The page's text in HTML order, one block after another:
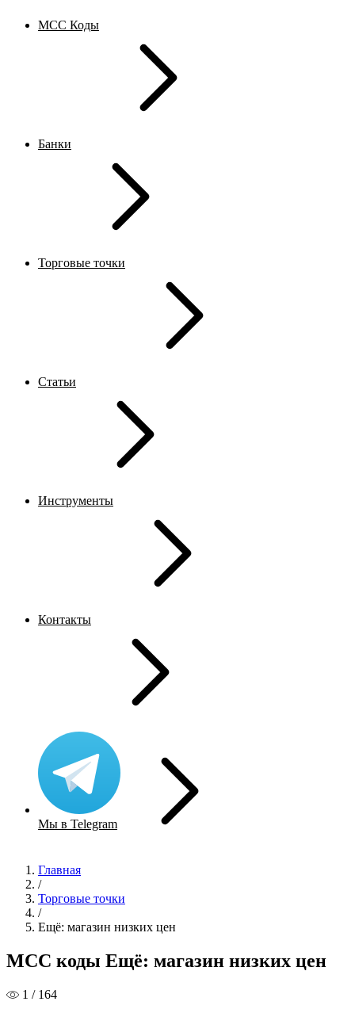
MCC Коды
Банки
Торговые точки
Статьи
Инструменты
Контакты
Мы в Telegram
Главная
/
Торговые точки
/
Ещё: магазин низких цен
MCC коды Ещё: магазин низких цен
1 / 164